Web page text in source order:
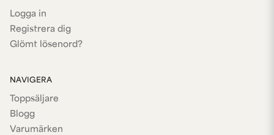
Logga in
Registrera dig
Glömt lösenord?
NAVIGERA
Toppsäljare
Blogg
Varumärken